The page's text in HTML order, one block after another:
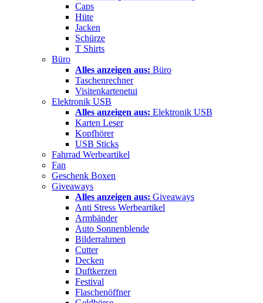
Caps
Hüte
Jacken
Schürze
T Shirts
Büro
Alles anzeigen aus: Büro
Taschenrechner
Visitenkartenetui
Elektronik USB
Alles anzeigen aus: Elektronik USB
Karten Leser
Kopfhörer
USB Sticks
Fahrrad Werbeartikel
Fan
Geschenk Boxen
Giveaways
Alles anzeigen aus: Giveaways
Anti Stress Werbeartikel
Armbänder
Auto Sonnenblende
Bilderrahmen
Cutter
Decken
Duftkerzen
Festival
Flaschenöffner